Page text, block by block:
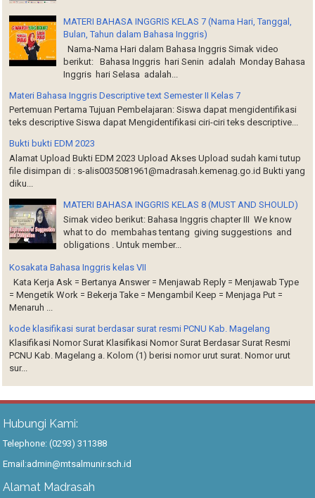
MATERI BAHASA INGGRIS KELAS 7 (Nama Hari, Tanggal,
Bulan, Tahun dalam Bahasa Inggris)
Nama-Nama Hari dalam Bahasa Inggris Simak video
berikut: Bahasa Inggris hari Senin adalah Monday Bahasa
Inggris hari Selasa adalah...
Materi Bahasa Inggris Descriptive text Semester II Kelas 7
Pertemuan Pertama Tujuan Pembelajaran: Siswa dapat mengidentifikasi
teks descriptive Siswa dapat Mengidentifikasi ciri-ciri teks descriptive...
Bukti bukti EDM 2023
Alamat Upload Bukti EDM 2023 Upload Akses Upload sudah kami tutup
file disimpan di : s-alis0035081961@madrasah.kemenag.go.id Bukti yang
diku...
MATERI BAHASA INGGRIS KELAS 8 (MUST AND SHOULD)
Simak video berikut: Bahasa Inggris chapter III We know
what to do membahas tentang giving suggestions and
obligations . Untuk member...
Kosakata Bahasa Inggris kelas VII
Kata Kerja Ask = Bertanya Answer = Menjawab Reply = Menjawab Type
= Mengetik Work = Bekerja Take = Mengambil Keep = Menjaga Put =
Menaruh ...
kode klasifikasi surat berdasar surat resmi PCNU Kab. Magelang
Klasifikasi Nomor Surat Klasifikasi Nomor Surat Berdasar Surat Resmi
PCNU Kab. Magelang a. Kolom (1) berisi nomor urut surat. Nomor urut
sur...
Hubungi Kami:
Telephone: (0293) 311388
Email:admin@mtsalmunir.sch.id
Alamat Madrasah